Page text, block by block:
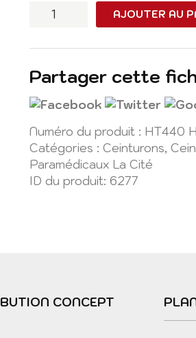
quantité
VIP
pouces
AJOUTER AU
Partager cette
Numéro du produit : HT440
Catégories : Ceinturons,
Paramédicaux La Cité
ID du produit: 6277
CONCEPT